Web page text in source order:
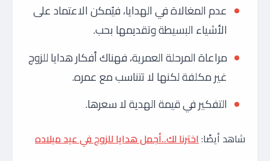
عدم المغالاة في الهدايا، فيُمكن الاعتماد على
الأشياء البسيطة وتقديمها بحب.
مراعاة المرحلة العمرية، فهناك أفكار هدايا للزوج
غير مكلفة لكنها لا تتناسب مع عمره.
التفكير في قيمة الهدية لا سعرها.
شاهد أيضًا:اخترنا لك..أجمل هدايا للزوج في عيد ميلاده